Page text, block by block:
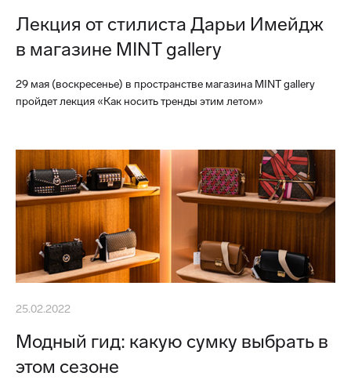
Лекция от стилиста Дарьи Имейдж
в магазине MINT gallery
29 мая (воскресенье) в пространстве магазина MINT gallery
пройдет лекция «Как носить тренды этим летом»
25.02.2022
Модный гид: какую сумку выбрать в
этом сезоне